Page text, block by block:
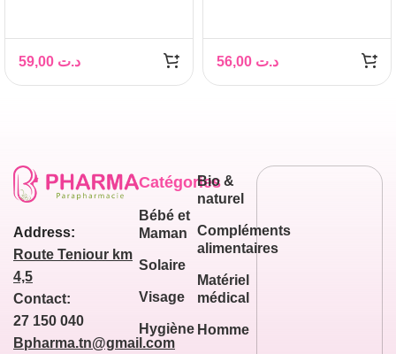
د.ت د.ت
Address:
Route Teniour km
4,5
Contact:
27 150 040
Bpharma.tn@gmail.com
Catégories
Bébé et
Maman
Solaire
Visage
Hygiène
Bio &
naturel
Compléments
alimentaires
Matériel
médical
Homme